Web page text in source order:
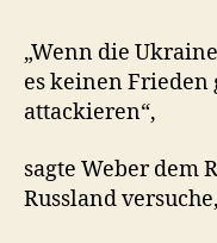
„Wenn die
es keinen
attackieren“,
sagte Weber dem
Russland